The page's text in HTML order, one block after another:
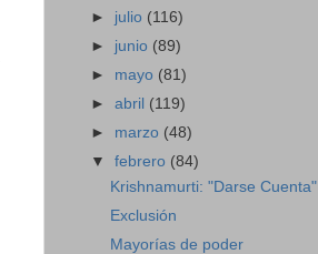
► julio (116)
► junio (89)
► mayo (81)
►abril (119)
► marzo (48)
▼febrero (84)
Krishnamurti: "Darse Cuenta"
Exclusión
Mayorías de poder